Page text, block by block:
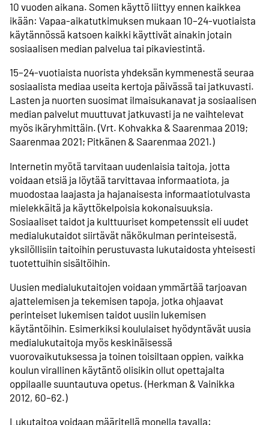
10 vuoden aikana. Somen käyttö liittyy ennen kaikkea
ikään: Vapaa-aikatutkimuksen mukaan 10–24-vuotiaista
käytännössä katsoen kaikki käyttivät ainakin jotain
sosiaalisen median palvelua tai pikaviestintä.
15–24-vuotiaista nuorista yhdeksän kymmenestä seuraa
sosiaalista mediaa useita kertoja päivässä tai jatkuvasti.
Lasten ja nuorten suosimat ilmaisukanavat ja sosiaalisen
median palvelut muuttuvat jatkuvasti ja ne vaihtelevat
myös ikäryhmittäin. (Vrt. Kohvakka & Saarenmaa 2019;
Saarenmaa 2021; Pitkänen & Saarenmaa 2021.)
Internetin myötä tarvitaan uudenlaisia taitoja, jotta
voidaan etsiä ja löytää tarvittavaa informaatiota, ja
muodostaa laajasta ja hajanaisesta informaatiotulvasta
mielekkäitä ja käyttökelpoisia kokonaisuuksia.
Sosiaaliset taidot ja kulttuuriset kompetenssit eli uudet
medialukutaidot siirtävät näkökulman perinteisestä,
yksilöllisiin taitoihin perustuvasta lukutaidosta yhteisesti
tuotettuihin sisältöihin.
Uusien medialukutaitojen voidaan ymmärtää tarjoavan
ajattelemisen ja tekemisen tapoja, jotka ohjaavat
perinteiset lukemisen taidot uusiin lukemisen
käytäntöihin. Esimerkiksi koululaiset hyödyntävät uusia
medialukutaitoja myös keskinäisessä
vuorovaikutuksessa ja toinen toisiltaan oppien, vaikka
koulun virallinen käytäntö olisikin ollut opettajalta
oppilaalle suuntautuva opetus. (Herkman & Vainikka
2012, 60–62.)
Lukutaitoa voidaan määritellä monella tavalla: